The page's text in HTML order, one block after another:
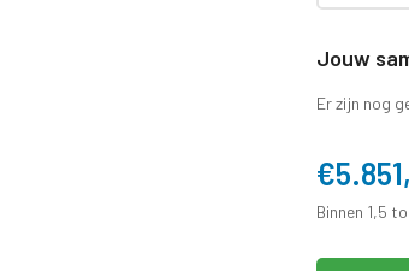
Jouw
Er zijn nog
Binnen 1,5